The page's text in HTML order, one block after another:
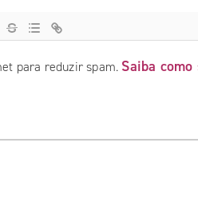
para reduzir spam. Saiba